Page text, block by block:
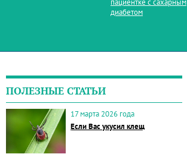
пациентке с сахарным
диабетом
ПОЛЕЗНЫЕ СТАТЬИ
17 марта 2026 года
Если Вас укусил клещ